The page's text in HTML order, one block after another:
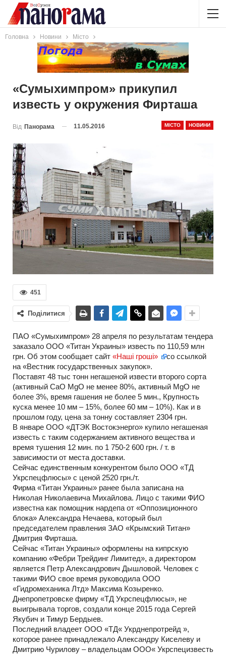
Головна Новини Місто
«Сумыхимпром» прикупил
известь у окружения Фирташа
МІСТО НОВИНИ
Від Панорама 11.05.2016
451
Поділитися
ПАО «Сумыхимпром» 28 апреля по результатам тендера
заказало ООО «Титан Украины» известь по 110,59 млн
грн. Об этом сообщает сайт «Наші гроші»
со ссылкой
на «Вестник государственных закупок».
Поставят 48 тыс тонн негашеной извести второго сорта
(активный СаО МgO не менее 80%, активный MgO не
более 3%, время гашения не более 5 мин., Крупность
куска менее 10 мм – 15%, более 60 мм – 10%). Как и в
прошлом году, цена за тонну составляет 2304 грн.
В январе ООО «ДТЭК Востокэнерго» купило негашеная
известь с таким содержанием активного вещества и
время тушения 12 мин. по 1 750-2 600 грн. / т. в
зависимости от места доставки.
Сейчас единственным конкурентом было ООО «ТД
Укрспецфлюсы» с ценой 2520 грн./т.
Фирма «Титан Украины» ранее была записана на
Николая Николаевича Михайлова. Лицо с такими ФИО
известна как помощник нардепа от «Оппозиционного
блока» Александра Нечаева, который был
председателем правления ЗАО «Крымский Титан»
Дмитрия Фирташа.
Сейчас «Титан Украины» оформлены на кипрскую
компанию «Фебри Трейдинг Лимитед», а директором
является Петр Александрович Дышловой. Человек с
такими ФИО свое время руководила ООО
«Гидромеханика Лтд» Максима Козыренко.
Днепропетровске фирму «ТД Укрспецфлюсы», не
выигрывала торгов, создали конце 2015 года Сергей
Якубич и Тимур Бердыев.
Последний владеет ООО «ТД« Укрднепротрейд »,
которое ранее принадлежало Александру Киселеву и
Дмитрию Чурилову – владельцам ООО« Укрспецизвесть